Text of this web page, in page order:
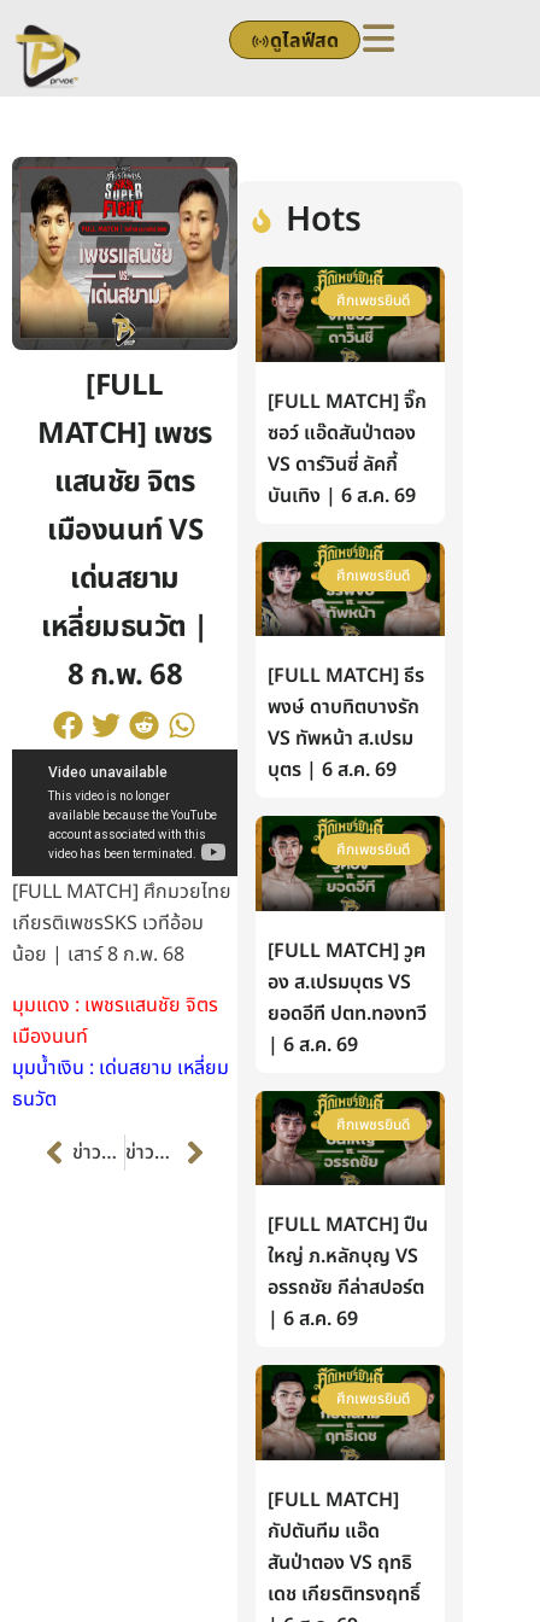
to
content
ดูไลฟ์สด
[FULL
MATCH] เพชร
แสนชัย จิตร
เมืองนนท์ VS
เด่นสยาม
เหลี่ยมธนวัต |
8 ก.พ. 68
[FULL MATCH] ศึกมวยไทย
เกียรติเพชรSKS เวทีอ้อม
น้อย | เสาร์ 8 ก.พ. 68
มุมแดง : เพชรแสนชัย จิตร
เมืองนนท์
มุมน้ำเงิน : เด่นสยาม เหลี่ยม
ธนวัต
Prevข่าวก่อนหน้า ข่าวต่อไป Next
Hots
ศึกเพชรยินดี
[FULL MATCH] จิ๊ก
ซอว์ แอ๊ดสันป่าตอง
VS ดาร์วินซี่ ลัคกี้
บันเทิง | 6 ส.ค. 69
ศึกเพชรยินดี
[FULL MATCH] ธีร
พงษ์ ดาบทิตบางรัก
VS ทัพหน้า ส.เปรม
บุตร | 6 ส.ค. 69
ศึกเพชรยินดี
[FULL MATCH] วูฅ
อง ส.เปรมบุตร VS
ยอดอีที ปตท.ทองทวี
| 6 ส.ค. 69
ศึกเพชรยินดี
[FULL MATCH] ปืน
ใหญ่ ภ.หลักบุญ VS
อรรถชัย กีล่าสปอร์ต
| 6 ส.ค. 69
ศึกเพชรยินดี
[FULL MATCH]
กัปตันทีม แอ๊ด
สันป่าตอง VS ฤทธิ
เดช เกียรติทรงฤทธิ์